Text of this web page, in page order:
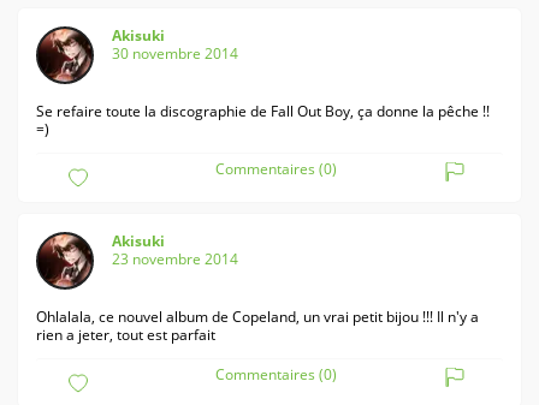
Akisuki
30 novembre 2014
Se refaire toute la discographie de Fall Out Boy, ça donne la pêche !!
=)
Commentaires (0)
Akisuki
23 novembre 2014
Ohlalala, ce nouvel album de Copeland, un vrai petit bijou !!! Il n'y a
rien a jeter, tout est parfait
Commentaires (0)